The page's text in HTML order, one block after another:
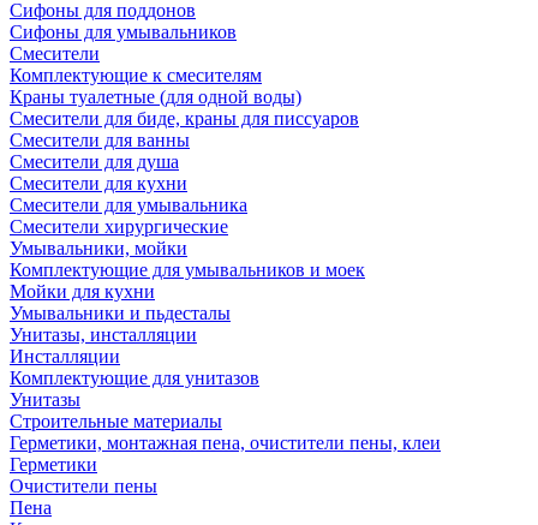
Сифоны для поддонов
Сифоны для умывальников
Смесители
Комплектующие к смесителям
Краны туалетные (для одной воды)
Смесители для биде, краны для писсуаров
Смесители для ванны
Смесители для душа
Смесители для кухни
Смесители для умывальника
Смесители хирургические
Умывальники, мойки
Комплектующие для умывальников и моек
Мойки для кухни
Умывальники и пьдесталы
Унитазы, инсталляции
Инсталляции
Комплектующие для унитазов
Унитазы
Строительные материалы
Герметики, монтажная пена, очистители пены, клеи
Герметики
Очистители пены
Пена